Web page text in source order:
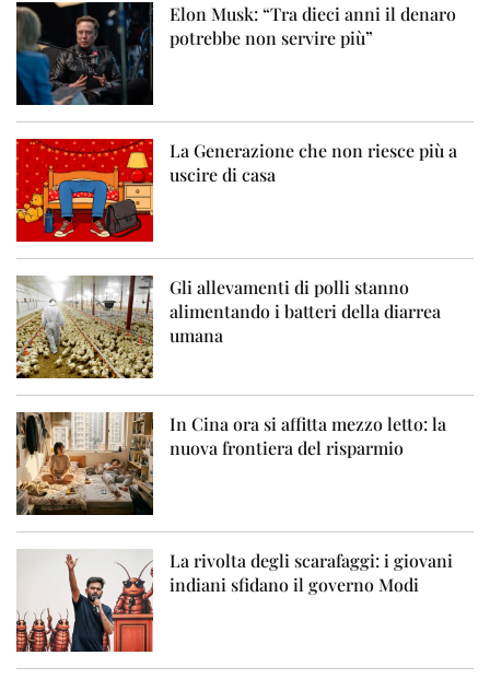
Elon Musk: “Tra dieci anni il denaro
potrebbe non servire più”
La Generazione che non riesce più a
uscire di casa
Gli allevamenti di polli stanno
alimentando i batteri della diarrea
umana
In Cina ora si affitta mezzo letto: la
nuova frontiera del risparmio
La rivolta degli scarafaggi: i giovani
indiani sfidano il governo Modi